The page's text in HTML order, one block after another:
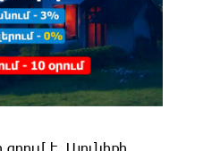
է. Սյունիքի